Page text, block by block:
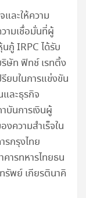
ละให้ความ
ามเชื่อมั่นที่ผู้
กู้ IRPC ได้รับ
ษัท ฟิทช์ เรทติ้ง
ยบในการแข่งขัน
และธุรกิจ
บันการเงินผู้
ความสำเร็จใน
รกรุงไทย
ารทหารไทยธน
รัพย์ เกียรตินาคิ